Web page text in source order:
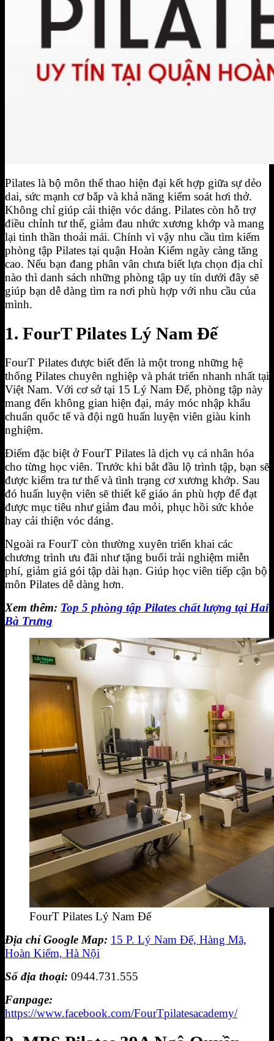
Đăng Ký Tập Thử miễn phí
Hotline 0944.731.555
Pilates là bộ môn thể thao hiện đại kết hợp giữa sự dẻo
dai, sức mạnh cơ bắp và khả năng kiểm soát hơi thở.
Không chỉ giúp cải thiện vóc dáng. Pilates còn hỗ trợ
điều chỉnh tư thế, giảm đau nhức xương khớp và mang
lại tinh thần thoải mái. Chính vì vậy nhu cầu tìm kiếm
phòng tập Pilates tại quận Hoàn Kiếm ngày càng tăng
cao. Nếu bạn đang phân vân chưa biết lựa chọn địa chỉ
nào thì danh sách những phòng tập uy tín dưới đây sẽ
giúp bạn dễ dàng tìm ra nơi phù hợp với nhu cầu của
mình.
1. FourT Pilates Lý Nam Đế
FourT Pilates được biết đến là một trong những hệ
thống Pilates chuyên nghiệp và phát triển nhanh nhất tại
Việt Nam. Với cơ sở tại 15 Lý Nam Đế, phòng tập này
mang đến không gian hiện đại, máy móc nhập khẩu
chuẩn quốc tế và đội ngũ huấn luyện viên giàu kinh
nghiệm.
Điểm đặc biệt ở FourT Pilates là dịch vụ cá nhân hóa
cho từng học viên. Trước khi bắt đầu lộ trình tập, bạn sẽ
được kiểm tra tư thế và tình trạng cơ xương khớp. Sau
đó huấn luyện viên sẽ thiết kế giáo án phù hợp để đạt
được mục tiêu như giảm đau mỏi, phục hồi sức khỏe
hay cải thiện vóc dáng.
Ngoài ra FourT còn thường xuyên triển khai các
chương trình ưu đãi như tặng buổi trải nghiệm miễn
phí, giảm giá gói tập dài hạn. Giúp học viên tiếp cận bộ
môn Pilates dễ dàng hơn.
Xem thêm: Top 5 phòng tập Pilates chất lượng tại Hai
Bà Trưng
FourT Pilates Lý Nam Đế
Địa chỉ Google Map: 15 P. Lý Nam Đế, Hàng Mã,
Hoàn Kiếm, Hà Nội
Số địa thoại: 0944.731.555
Fanpage:
https://www.facebook.com/FourTpilatesacademy/